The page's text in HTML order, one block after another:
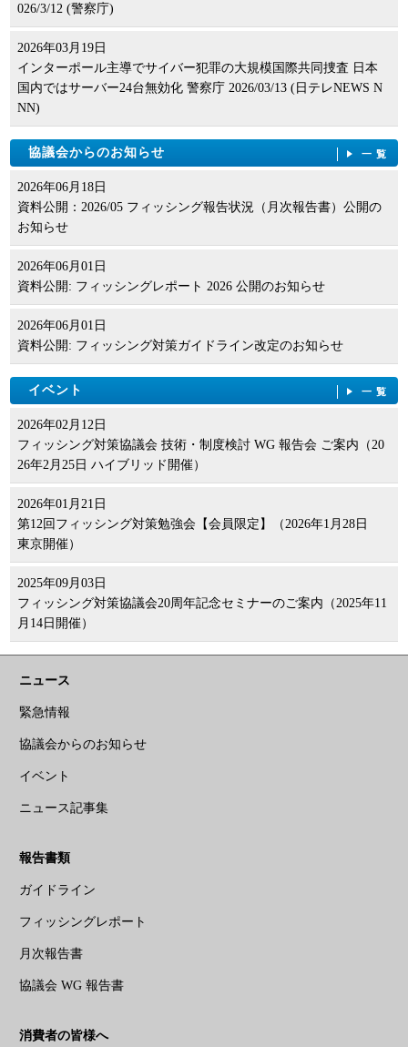
026/3/12 (警察庁)
2026年03月19日
インターポール主導でサイバー犯罪の大規模国際共同捜査 日本
国内ではサーバー24台無効化 警察庁 2026/03/13 (日テレNEWS N
NN)
協議会からのお知らせ 一覧
2026年06月18日
資料公開：2026/05 フィッシング報告状況（月次報告書）公開の
お知らせ
2026年06月01日
資料公開: フィッシングレポート 2026 公開のお知らせ
2026年06月01日
資料公開: フィッシング対策ガイドライン改定のお知らせ
イベント 一覧
2026年02月12日
フィッシング対策協議会 技術・制度検討 WG 報告会 ご案内（20
26年2月25日 ハイブリッド開催）
2026年01月21日
第12回フィッシング対策勉強会【会員限定】（2026年1月28日
東京開催）
2025年09月03日
フィッシング対策協議会20周年記念セミナーのご案内（2025年11
月14日開催）
ニュース
緊急情報
協議会からのお知らせ
イベント
ニュース記事集
報告書類
ガイドライン
フィッシングレポート
月次報告書
協議会 WG 報告書
消費者の皆様へ